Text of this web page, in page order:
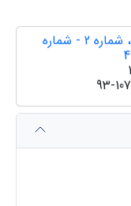
دوره 20، شماره 2 - شماره
93-107